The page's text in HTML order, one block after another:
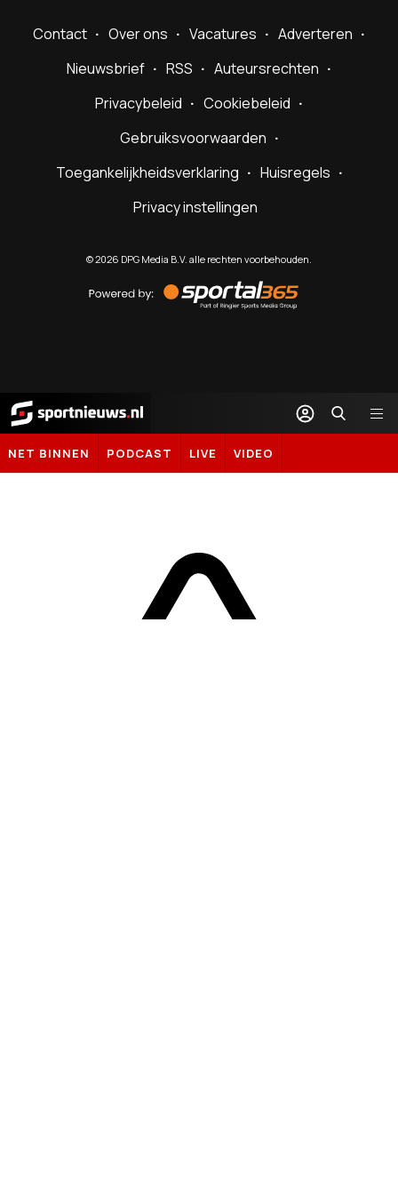
Contact Over ons Vacatures
Adverteren
Nieuwsbrief
RSS
Auteursrechten
Privacybeleid
Cookiebeleid
Gebruiksvoorwaarden
Toegankelijkheidsverklaring
Huisregels
Privacy instellingen
©2026 DPG Media B.V. alle rechten voorbehouden.
by
Sportal365
Sportnieuws.nl
NET BINNEN PODCAST LIVE VIDEO